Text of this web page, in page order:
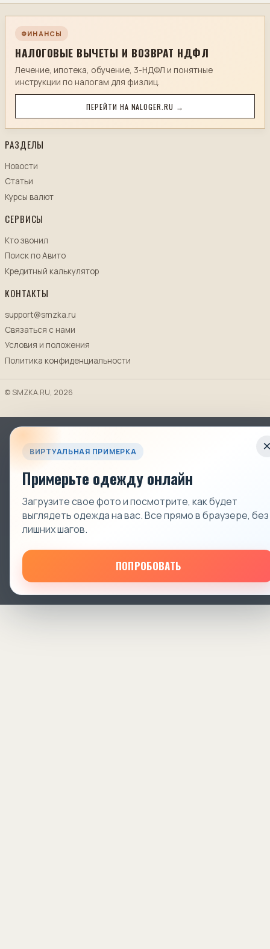
ФИНАНСЫ
НАЛОГОВЫЕ ВЫЧЕТЫ И ВОЗВРАТ НДФЛ
Лечение, ипотека, обучение, 3-НДФЛ и понятные
инструкции по налогам для физлиц.
ПЕРЕЙТИ НА NALOGER.RU →
РАЗДЕЛЫ
Новости
Статьи
Курсы валют
СЕРВИСЫ
Кто звонил
Поиск по Авито
Кредитный калькулятор
КОНТАКТЫ
support@smzka.ru
Связаться с нами
Условия и положения
Политика конфиденциальности
© SMZKA.RU, 2026
ВИРТУАЛЬНАЯ ПРИМЕРКА
Примерьте одежду онлайн
Загрузите свое фото и посмотрите, как будет
выглядеть одежда на вас. Все прямо в браузере, без
лишних шагов.
ПОПРОБОВАТЬ